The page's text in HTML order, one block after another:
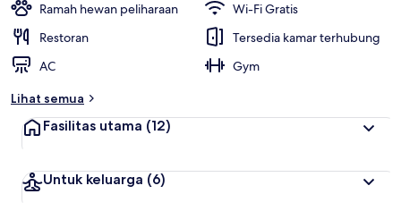
Ramah hewan peliharaan
Wi-Fi Gratis
Restoran
Tersedia kamar terhubung
AC
Gym
Lihat semua
Fasilitas utama (12)
Untuk keluarga (6)